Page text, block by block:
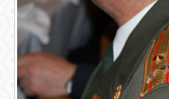
ИСТОРИЯ
ГОЛОС